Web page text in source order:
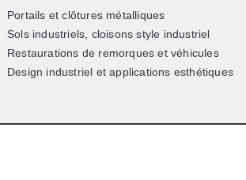
Portails et clôtures métalliques
Sols industriels, cloisons style industriel
Restaurations de remorques et véhicules
Design industriel et applications esthétiques